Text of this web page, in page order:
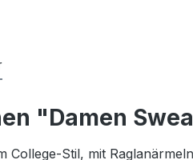
"Damen
College-Stil, mit